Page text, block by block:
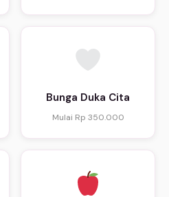
Bunga Duka Cita
Mulai Rp 350.000